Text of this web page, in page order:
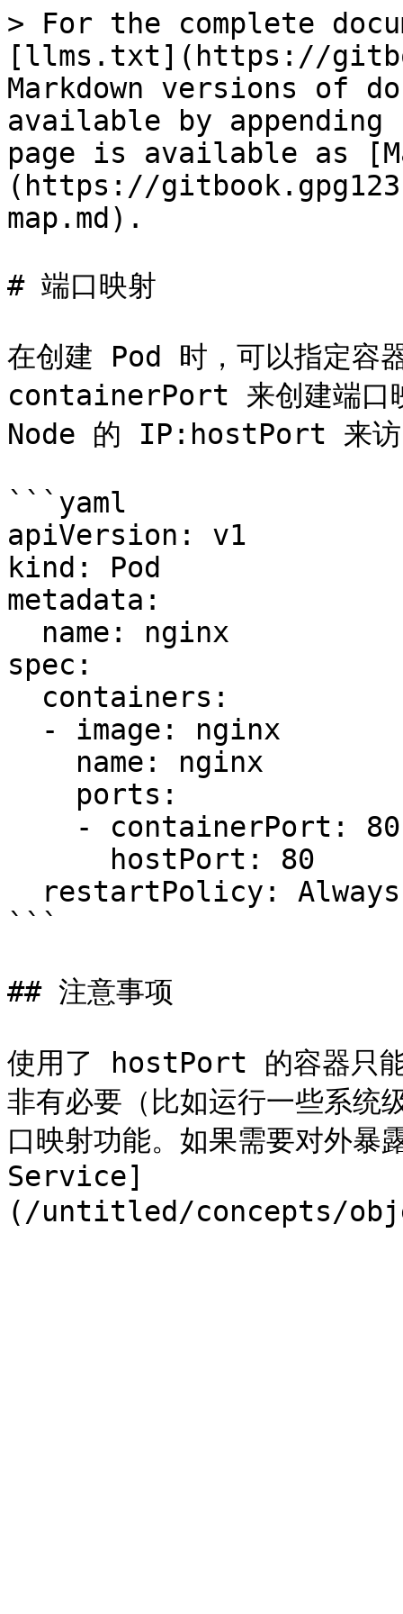
> For the complete
[llms.txt](https://
Markdown versions of
available by
page is available as
(https://
map.md).
# 端口映射
在创建 Pod 时，可以指定
containerPort 来创建端口
Node 的 IP:hostPort 来访
```yaml
apiVersion: v1
kind: Pod
metadata:
spec:
```
## 注意事项
使用了 hostPort 的容器只
非有必要（比如运行一些系
口映射功能。如果需要对外
Service]